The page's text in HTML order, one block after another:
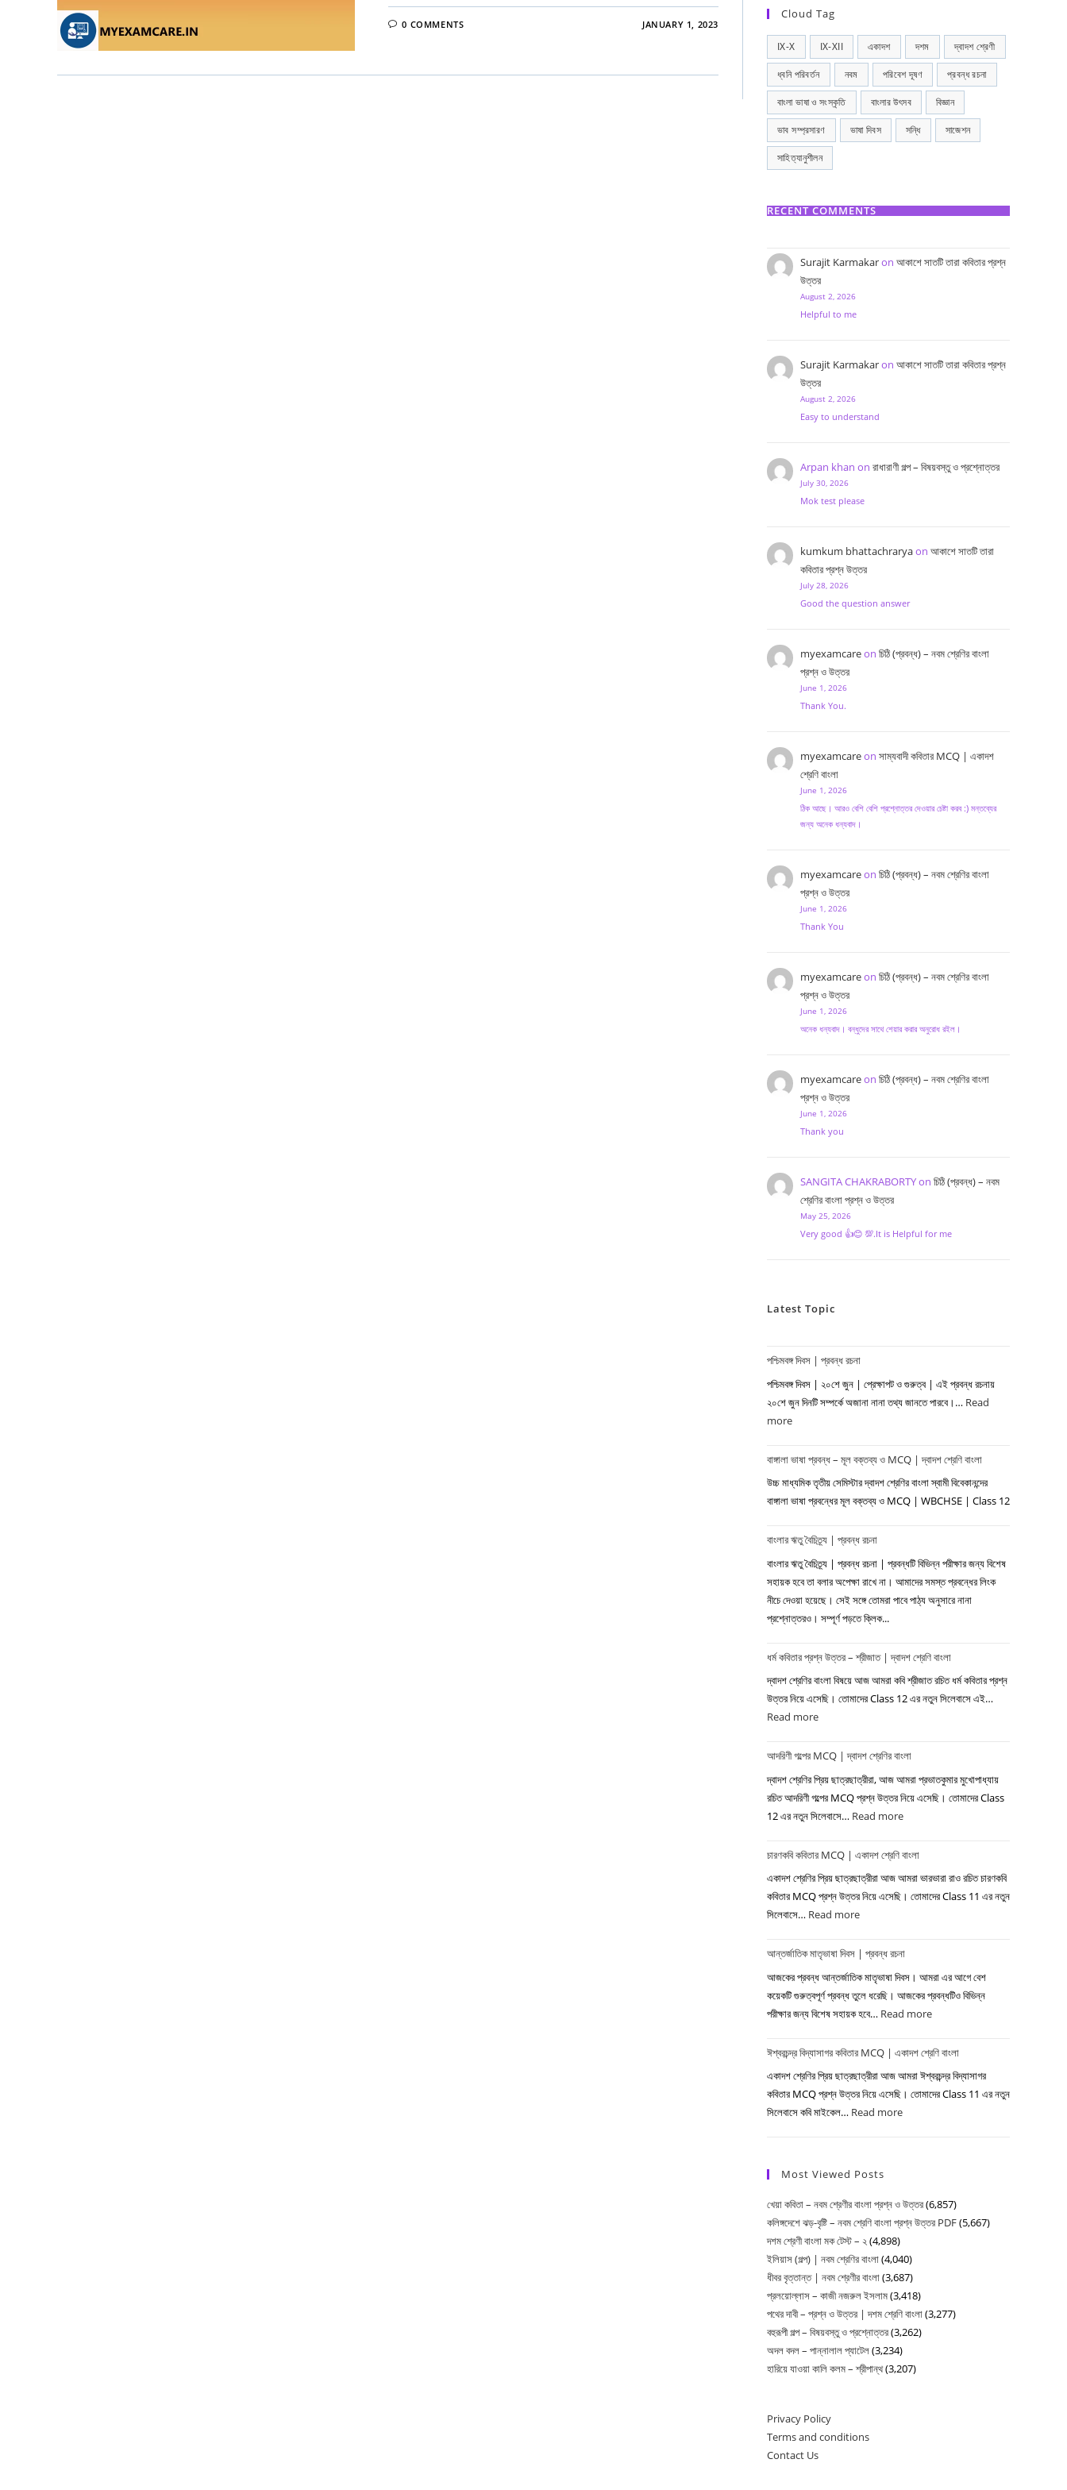
0 COMMENTS JANUARY 1, 2023
Cloud Tag
IX-X IX-XII একাদশ দশম দ্বাদশ শ্রেণী
ধ্বনি পরিবর্তন নবম পরিবেশ দূষণ প্রবন্ধ রচনা
বাংলা ভাষা ও সংস্কৃতি বাংলার উৎসব বিজ্ঞান
ভাব সম্প্রসারণ ভাষা দিবস সন্ধি সাজেশন
সাহিত্যানুশীলন
RECENT COMMENTS
Surajit Karmakaronআকাশে সাতটি তারা কবিতার প্রশ্ন
উত্তর
August 2, 2026
Helpful to me
Surajit Karmakaronআকাশে সাতটি তারা কবিতার প্রশ্ন
উত্তর
August 2, 2026
Easy to understand
Arpan khan onরাধারাণী গল্প – বিষয়বস্তু ও প্রশ্নোত্তর
July 30, 2026
Mok test please
kumkum bhattachraryaonআকাশে সাতটি তারা
কবিতার প্রশ্ন উত্তর
July 28, 2026
Good the question answer
myexamcareonচিঠি (প্রবন্ধ) – নবম শ্রেণির বাংলা
প্রশ্ন ও উত্তর
June 1, 2026
Thank You.
myexamcareonসাম্যবাদী কবিতার MCQ | একাদশ
শ্রেণি বাংলা
June 1, 2026
ঠিক আছে। আরও বেশি বেশি প্রশ্নোত্তর দেওয়ার চেষ্টা করব :) মন্তব্যের
জন্য অনেক ধন্যবাদ।
myexamcareonচিঠি (প্রবন্ধ) – নবম শ্রেণির বাংলা
প্রশ্ন ও উত্তর
June 1, 2026
Thank You
myexamcareonচিঠি (প্রবন্ধ) – নবম শ্রেণির বাংলা
প্রশ্ন ও উত্তর
June 1, 2026
অনেক ধন্যবাদ। বন্ধুদের সাথে শেয়ার করার অনুরোধ রইল।
myexamcareonচিঠি (প্রবন্ধ) – নবম শ্রেণির বাংলা
প্রশ্ন ও উত্তর
June 1, 2026
Thank you
SANGITA CHAKRABORTYonচিঠি (প্রবন্ধ) – নবম
শ্রেণির বাংলা প্রশ্ন ও উত্তর
May 25, 2026
Very good 👍😊 💯.It is Helpful for me
Latest Topic
পশ্চিমবঙ্গ দিবস | প্রবন্ধ রচনা
পশ্চিমবঙ্গ দিবস | ২০শে জুন | প্রেক্ষাপট ও গুরুত্ব | এই প্রবন্ধ রচনায়
২০শে জুন দিনটি সম্পর্কে অজানা নানা তথ্য জানতে পারবে।… Read
more:
দিবস
|
প্রবন্ধ
বাঙ্গালা ভাষা প্রবন্ধ – মূল বক্তব্য ও MCQ | দ্বাদশ শ্রেণি বাংলা
উচ্চ মাধ্যমিক তৃতীয় সেমিস্টার দ্বাদশ শ্রেণির বাংলা স্বামী বিবেকানন্দের
বাঙ্গালা ভাষা প্রবন্ধের মূল বক্তব্য ও MCQ | WBCHSE | Class 12
বাংলার ঋতু বৈচিত্র্য | প্রবন্ধ রচনা
বাংলার ঋতু বৈচিত্র্য | প্রবন্ধ রচনা | প্রবন্ধটি বিভিন্ন পরীক্ষার জন্য বিশেষ
সহায়ক হবে তা বলার অপেক্ষা রাখে না। আমাদের সমস্ত প্রবন্ধের লিংক
নীচে দেওয়া হয়েছে। সেই সঙ্গে তোমরা পাবে পাঠ্য অনুসারে নানা
প্রশ্নোত্তরও। সম্পূর্ণ পড়তে ক্লিক...
ধর্ম কবিতার প্রশ্ন উত্তর – শ্রীজাত | দ্বাদশ শ্রেণি বাংলা
দ্বাদশ শ্রেণির বাংলা বিষয়ে আজ আমরা কবি শ্রীজাত রচিত ধর্ম কবিতার প্রশ্ন
উত্তর নিয়ে এসেছি। তোমাদের Class 12 এর নতুন সিলেবাসে এই…
Read more:
কবিতার
প্রশ্ন
উত্তর
–
|
দ্বাদশ
শ্রেণি
বাংলা
আদরিণী গল্পের MCQ | দ্বাদশ শ্রেণির বাংলা
দ্বাদশ শ্রেণির প্রিয় ছাত্রছাত্রীরা, আজ আমরা প্রভাতকুমার মুখোপাধ্যায়
রচিত আদরিণী গল্পের MCQ প্রশ্ন উত্তর নিয়ে এসেছি। তোমাদের Class
12 এর নতুন সিলেবাসে… Read more:
গল্পের
MCQ
|
বাংলা
চারণকবি কবিতার MCQ | একাদশ শ্রেণি বাংলা
একাদশ শ্রেণির প্রিয় ছাত্রছাত্রীরা আজ আমরা ভারভারা রাও রচিত চারণকবি
কবিতার MCQ প্রশ্ন উত্তর নিয়ে এসেছি। তোমাদের Class 11 এর নতুন
সিলেবাসে… Read more:
কবিতার
MCQ
|
একাদশ
বাংলা
আন্তর্জাতিক মাতৃভাষা দিবস | প্রবন্ধ রচনা
আজকের প্রবন্ধ আন্তর্জাতিক মাতৃভাষা দিবস। আমরা এর আগে বেশ
কয়েকটি গুরুত্বপূর্ণ প্রবন্ধ তুলে ধরেছি। আজকের প্রবন্ধটিও বিভিন্ন
পরীক্ষার জন্য বিশেষ সহায়ক হবে… Read more:
মাতৃভাষা
দিবস
|
ঈশ্বরচন্দ্র বিদ্যাসাগর কবিতার MCQ | একাদশ শ্রেণি বাংলা
একাদশ শ্রেণির প্রিয় ছাত্রছাত্রীরা আজ আমরা ঈশ্বরচন্দ্র বিদ্যাসাগর
কবিতার MCQ প্রশ্ন উত্তর নিয়ে এসেছি। তোমাদের Class 11 এর নতুন
সিলেবাসে কবি মাইকেল… Read more:
|
একাদশ
বাংলা
Most Viewed Posts
খেয়া কবিতা – নবম শ্রেণীর বাংলা প্রশ্ন ও উত্তর(6,857)
কলিঙ্গদেশে ঝড়-বৃষ্টি – নবম শ্রেণি বাংলা প্রশ্ন উত্তর PDF(5,667)
দশম শ্রেণী বাংলা মক টেস্ট – ২(4,898)
ইলিয়াস (গল্প) | নবম শ্রেণির বাংলা(4,040)
ধীবর বৃত্তান্ত | নবম শ্রেণীর বাংলা(3,687)
প্রলয়োল্লাস – কাজী নজরুল ইসলাম(3,418)
পথের দাবী – প্রশ্ন ও উত্তর | দশম শ্রেণি বাংলা(3,277)
বহুরূপী গল্প – বিষয়বস্তু ও প্রশ্নোত্তর(3,262)
অদল বদল – পান্নালাল প্যাটেল(3,234)
হারিয়ে যাওয়া কালি কলম – শ্রীপান্থ(3,207)
Privacy Policy
Terms and conditions
Contact Us